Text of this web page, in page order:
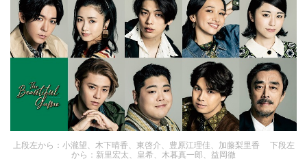
上段左から：小瀧望、木下晴香、東啓介、豊原江理佳、加藤梨里香 下段左
から：新里宏太、皇希、木暮真一郎、益岡徹